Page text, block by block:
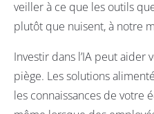
veiller à ce que les outils
plutôt que nuisent, à notre
Investir dans l’IA peut
piège. Les solutions
les connaissances de votre